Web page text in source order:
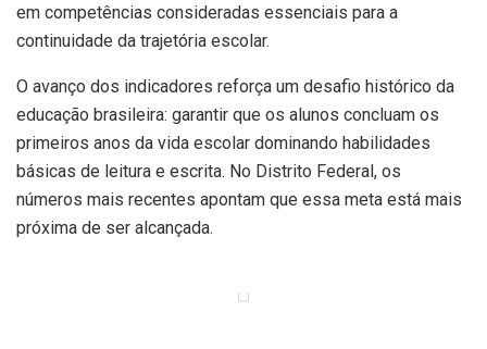
em competências consideradas essenciais para a
continuidade da trajetória escolar.
O avanço dos indicadores reforça um desafio histórico da
educação brasileira: garantir que os alunos concluam os
primeiros anos da vida escolar dominando habilidades
básicas de leitura e escrita. No Distrito Federal, os
números mais recentes apontam que essa meta está mais
próxima de ser alcançada.